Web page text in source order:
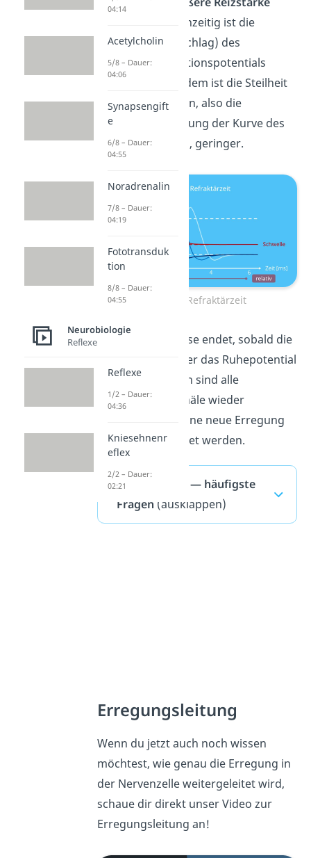
notwendig. Gleichzeitig ist die
Amplitude(Ausschlag) des
entstehenden Aktionspotentials
. Außerdem ist die Steilheit
der Depolarisation, also die
anfängliche Steigung der Kurve des
Aktionspotentials, geringer.
Relative Refraktärzeit
Die Refraktärphase endet, sobald die
Nervenzelle wieder das Ruhepotential
erreicht hat. Dann sind alle
atriumionenkanäle wieder
aktivierbar und eine neue Erregung
kann weitergeleitet werden.
Refraktärzeit — häufigste
Fragen (ausklappen)
Erregungsleitung
Wenn du jetzt auch noch wissen
möchtest, wie genau die Erregung in
der Nervenzelle weitergeleitet wird,
schaue dir direkt unser Video zur
Erregungsleitung an!
04:14
Acetylcholin
5/8 – Dauer:
04:06
Synapsengift
e
6/8 – Dauer:
04:55
Noradrenalin
7/8 – Dauer:
04:19
Fototransduk
tion
8/8 – Dauer:
04:55
Neurobiologie
Reflexe
Reflexe
1/2 – Dauer:
04:36
Kniesehnenr
eflex
2/2 – Dauer:
02:21